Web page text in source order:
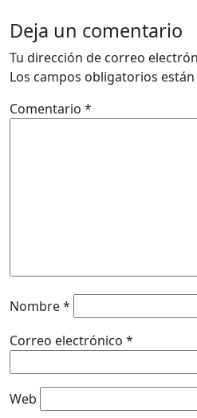
Deja un comentario
Tu dirección de correo
Los campos obligatorios
Comentario *
Nombre*
Correo electrónico *
Web